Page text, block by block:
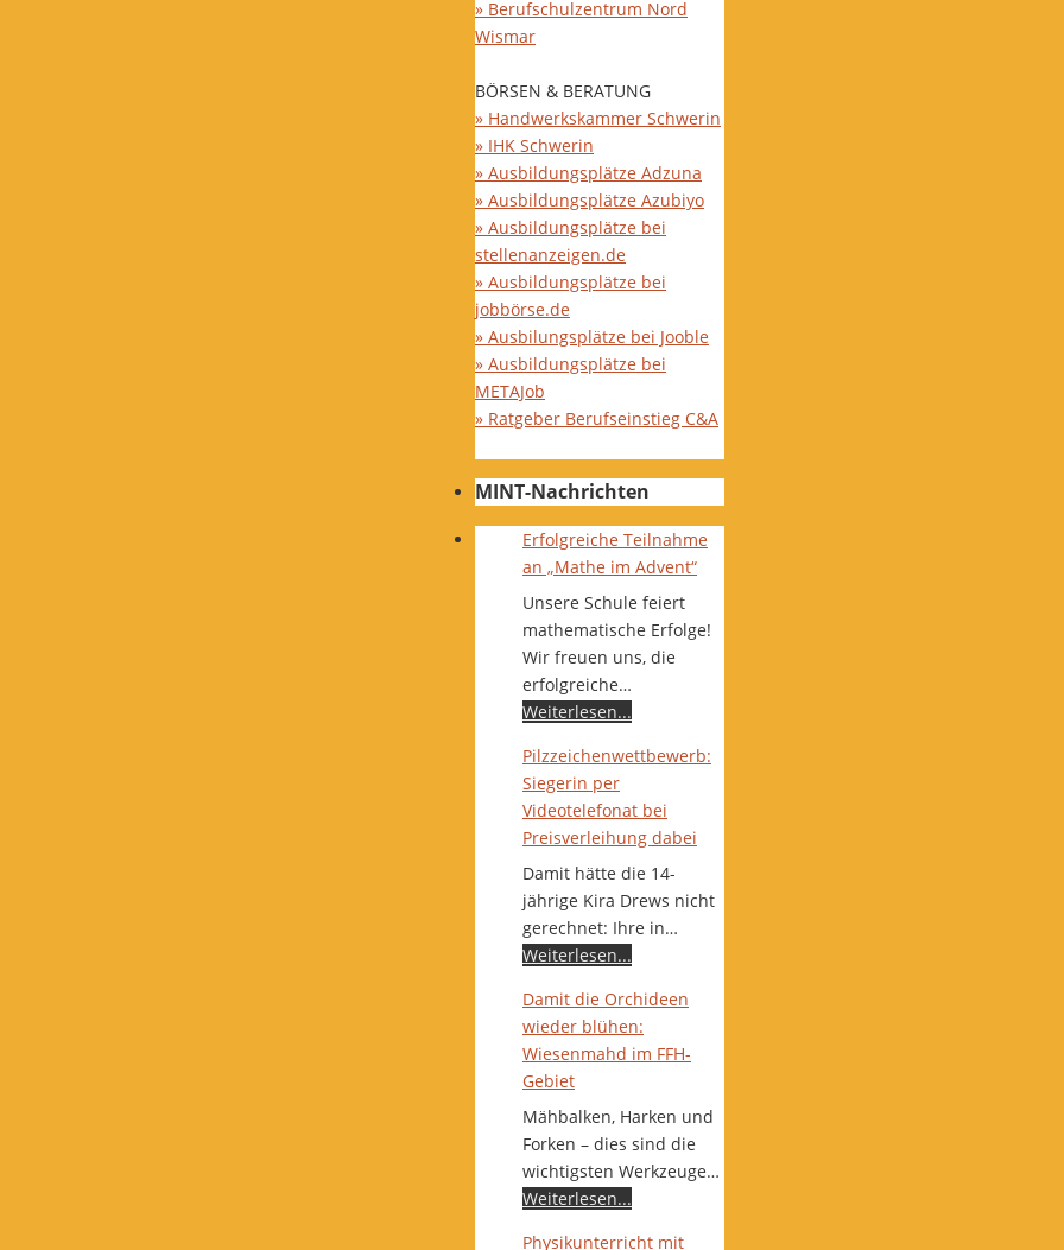
» Berufschulzentrum Nord
Wismar
BÖRSEN & BERATUNG
» Handwerkskammer Schwerin
» IHK Schwerin
» Ausbildungsplätze Adzuna
» Ausbildungsplätze Azubiyo
» Ausbildungsplätze bei
stellenanzeigen.de
» Ausbildungsplätze bei
jobbörse.de
» Ausbilungsplätze bei Jooble
» Ausbildungsplätze bei
METAJob
» Ratgeber Berufseinstieg C&A
MINT-Nachrichten
Erfolgreiche Teilnahme
an „Mathe im Advent“
Unsere Schule feiert
mathematische Erfolge!
Wir freuen uns, die
erfolgreiche…
Weiterlesen...
Pilzzeichenwettbewerb:
Siegerin per
Videotelefonat bei
Preisverleihung dabei
Damit hätte die 14-
jährige Kira Drews nicht
gerechnet: Ihre in…
Weiterlesen...
Damit die Orchideen
wieder blühen:
Wiesenmahd im FFH-
Gebiet
Mähbalken, Harken und
Forken – dies sind die
wichtigsten Werkzeuge…
Weiterlesen...
Physikunterricht mit